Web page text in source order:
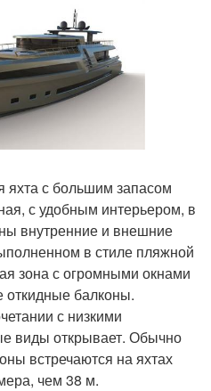
яхта с большим запасом
с удобным интерьером, в
внутренние и внешние
в стиле пляжной
зона с огромными окнами
откидные балконы.
с низкими
виды открывает. Обычно
встречаются на яхтах
чем 38 м.